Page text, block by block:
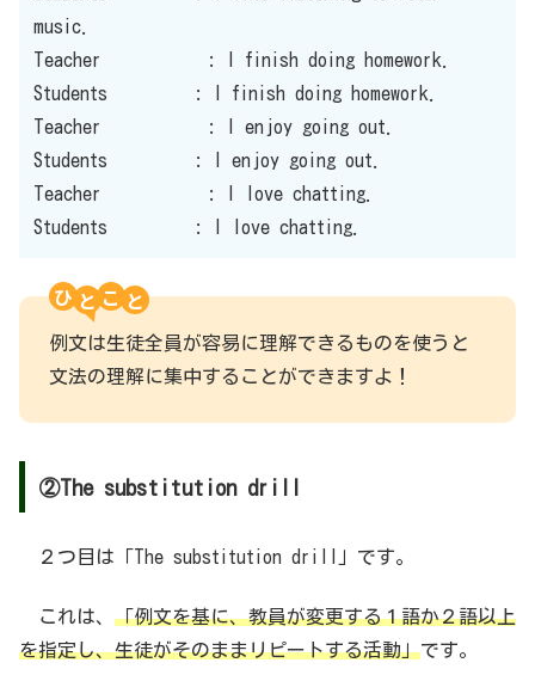
music.
Teacher : I finish doing homework.
Students : I finish doing homework.
Teacher : I enjoy going out.
Students : I enjoy going out.
Teacher : I love chatting.
Students : I love chatting.
ひ こ
例文は生徒全員が容易に理解できるものを使うと
文法の理解に集中することができますよ！
②The substitution drill
２つ目は「The substitution drill」です。
これは、 「例文を基に、教員が変更する１語か２語以上
を指定し、生徒がそのままリピートする活動」です。